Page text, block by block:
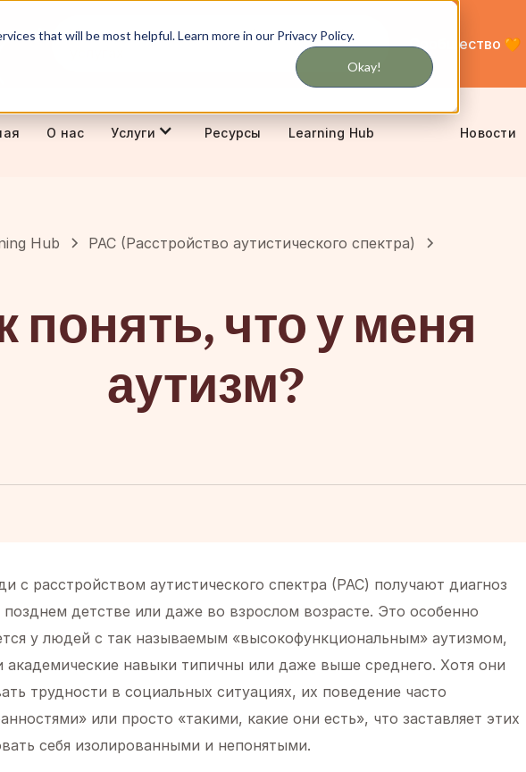
that will be most helpful. Learn more in our Privacy Policy.
Okay!
и
Никогда не пропустите обновления об
Сообщество
О нас Услуги Ресурсы Learning Hub Новости
Hub РАС (Расстройство аутистического спектра)
понять, что у меня
аутизм?
с расстройством аутистического спектра (РАС) получают диагноз
позднем детстве или даже во взрослом возрасте. Это особенно
у людей с так называемым «высокофункциональным» аутизмом,
академические навыки типичны или даже выше среднего. Хотя они
трудности в социальных ситуациях, их поведение часто
или просто «такими, какие они есть», что заставляет этих
себя изолированными и непонятыми.